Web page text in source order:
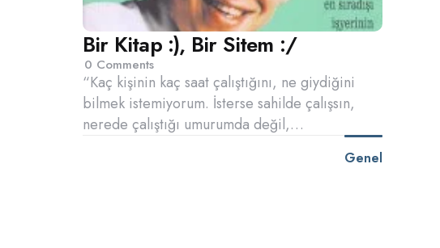
Bir Kitap :), Bir Sitem :/
0 Comments
“Kaç kişinin kaç saat çalıştığını, ne giydiğini
bilmek istemiyorum. İsterse sahilde çalışsın,
nerede çalıştığı umurumda değil,…
Genel